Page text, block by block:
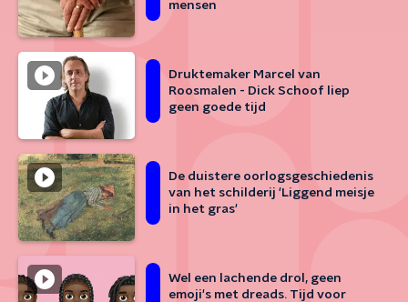
mensen
Druktemaker Marcel van
Roosmalen - Dick Schoof liep
geen goede tijd
De duistere oorlogsgeschiedenis
van het schilderij 'Liggend meisje
in het gras'
Wel een lachende drol, geen
emoji's met dreads. Tijd voor